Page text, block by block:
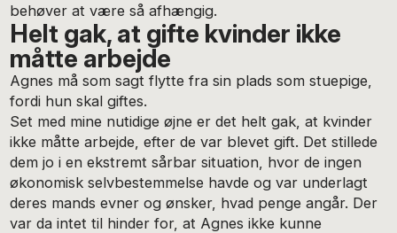
behøver at være så afhængig.
Helt gak, at gifte kvinder ikke
måtte arbejde
Agnes må som sagt flytte fra sin plads som stuepige,
fordi hun skal giftes.
Set med mine nutidige øjne er det helt gak, at kvinder
ikke måtte arbejde, efter de var blevet gift. Det stillede
dem jo i en ekstremt sårbar situation, hvor de ingen
økonomisk selvbestemmelse havde og var underlagt
deres mands evner og ønsker, hvad penge angår. Der
var da intet til hinder for, at Agnes ikke kunne